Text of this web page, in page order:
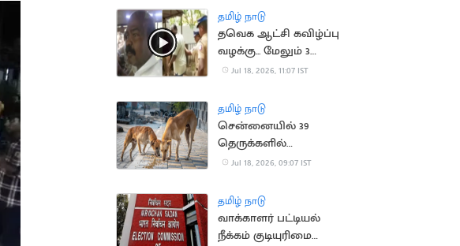
கோடி இழப்பீடு
தமிழ் நாடு
தவெக ஆட்சி கவிழ்ப்பு
வழக்கு... மேலும் 3
பேரிடம் போலீசார் தீவிர
Jul 18, 2026, 11:07 IST
தமிழ் நாடு
சென்னையில் 39
தெருக்களில்
தெருநாய்களுக்கு
Jul 18, 2026, 09:07 IST
தமிழ் நாடு
வாக்காளர் பட்டியல்
நீக்கம் குடியுரிமை